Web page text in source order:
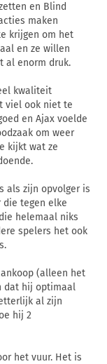
en Blind
maken
krijgen om het
en ze willen
al enorm druk.
kwaliteit
viel ook niet te
en Ajax voelde
om weer
kijkt wat ze
als zijn opvolger is
die tegen elke
helemaal niks
spelers het ook
(alleen het
dat hij optimaal
al zijn
hij 2
het vuur. Het is